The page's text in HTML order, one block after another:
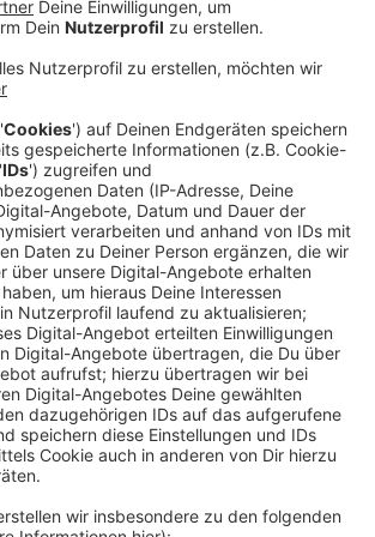
Problem. Das bestätigen die
Stadt, die für die Digitalisierung
verantwortlich sind. Mit strengeren
2G im Freizeitbereich steigt der
und die Zahl von ihnen, die sich
Die Apotheken haben aber
Fälschungen zu erkennen,
Alexander Holz.
Apotheker sei es vergleichsweise
zu überprüfen. Bei Zweifeln an
die Apotheken keinen digitalen
betont der Apothekerverband
ist es sowohl strafbar Impfpässe
auch gefälschte Pässe zu benutzen: